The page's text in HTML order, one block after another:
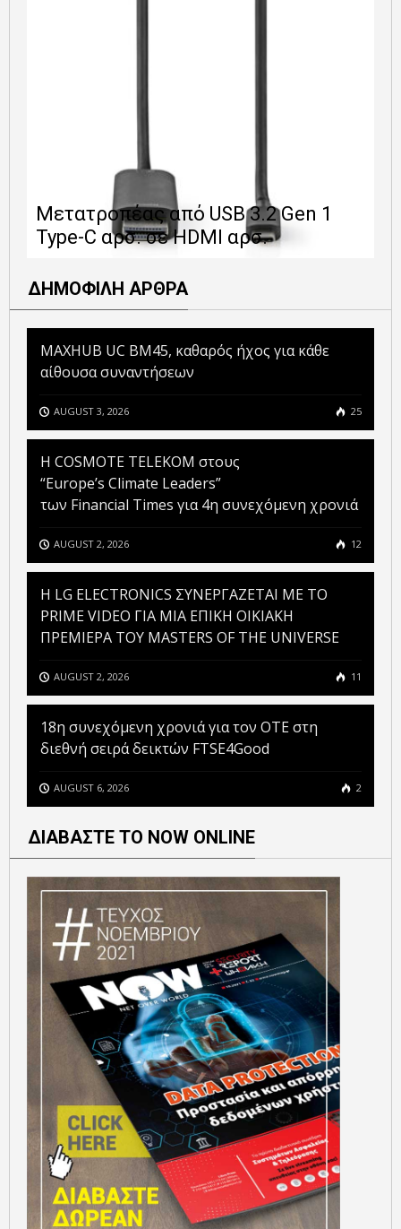
Μετατροπέας από USB 3.2 Gen 1
Type-C αρσ. σε HDMI αρσ.
ΔΗΜΟΦΙΛΗ ΑΡΘΡΑ
MAXHUB UC BM45, καθαρός ήχος για κάθε
αίθουσα συναντήσεων
AUGUST 3, 2026 25
Η COSMOTE TELEKOM στους
“Europe’s Climate Leaders”
των Financial Times για 4η συνεχόμενη χρονιά
AUGUST 2, 2026 12
H LG ELECTRONICS ΣΥΝΕΡΓΑΖΕΤΑΙ ΜΕ ΤΟ
PRIME VIDEO ΓΙΑ ΜΙΑ ΕΠΙΚΗ ΟΙΚΙΑΚΗ
ΠΡΕΜΙΕΡΑ ΤΟΥ MASTERS OF THE UNIVERSE
AUGUST 2, 2026 11
18η συνεχόμενη χρονιά για τον ΟΤΕ στη
διεθνή σειρά δεικτών FTSE4Good
AUGUST 6, 2026 2
ΔΙΑΒΑΣΤΕ ΤΟ NOW ONLINE